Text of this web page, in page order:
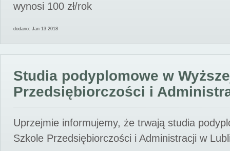
wynosi 100 zł/rok
dodano: Jan 13 2018
Studia podyplomowe w
Przedsiębiorczości i
Uprzejmie informujemy, że trwają studia
Szkole Przedsiębiorczości i Administracji w